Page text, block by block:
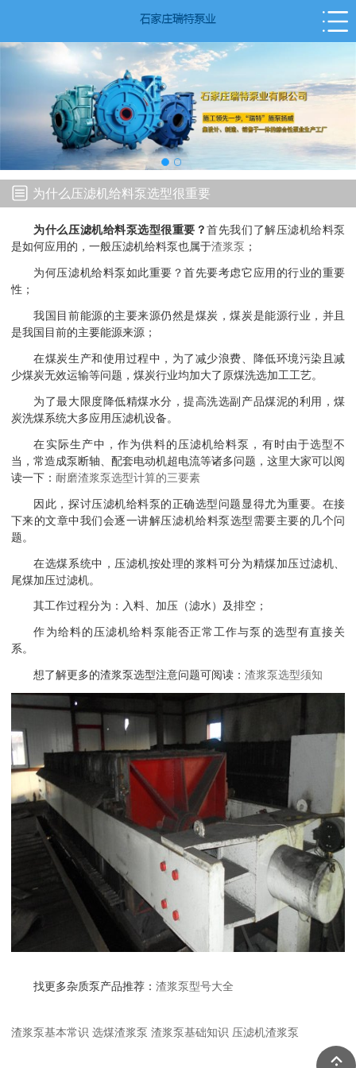
为什么压滤机给料泵选型很重要
为什么压滤机给料泵选型很重要？首先我们了解压滤机给料泵
是如何应用的，一般压滤机给料泵也属于渣浆泵 ；
为何压滤机给料泵如此重要？首先要考虑它应用的行业的重要
性；
我国目前能源的主要来源仍然是煤炭，煤炭是能源行业，并且
是我国目前的主要能源来源；
在煤炭生产和使用过程中，为了减少浪费、降低环境污染且减
少煤炭无效运输等问题， 煤炭行业均加大了原煤洗选加工工艺。
为了最大限度降低精煤水分，提高洗选副产品煤泥的利用，煤
炭洗煤系统大多应用压滤机设备。
在实际生产中，作为供料的压滤机给料泵，有时由于选型不
当，常造成泵断轴、配套电动机超电流等诸多问题，这里大家可以阅
读一下： 耐磨渣浆泵选型计算的三要素
因此，探讨压滤机给料泵的正确选型问题显得尤为重要。在接
下来的文章中我们会逐一讲解压滤机给料泵选型需要主要的几个问
题。
在选煤系统中，压滤机按处理的浆料可分为精煤加压过滤机、
尾煤加压过滤机。
其工作过程分为：入料、加压（滤水）及排空；
作为给料的压滤机给料泵能否正常工作与泵的选型有直接关
系。
想了解更多的渣浆泵选型注意问题可阅读：渣浆泵选型须知
找更多杂质泵产品推荐：渣浆泵型号大全
渣浆泵基本常识 选煤渣浆泵 渣浆泵基础知识 压滤机渣浆泵